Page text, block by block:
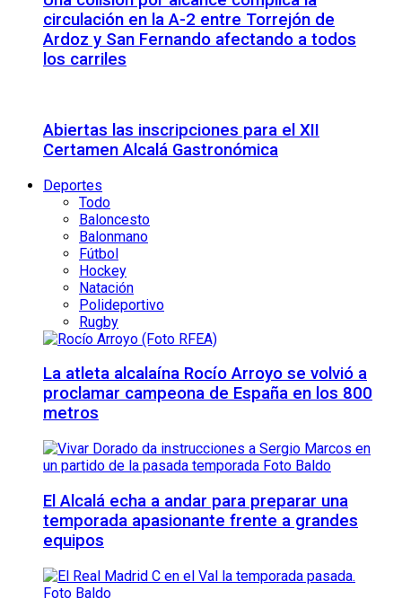
circulación en la A-2 entre Torrejón de
Ardoz y San Fernando afectando a todos
los carriles
Abiertas las inscripciones para el XII
Certamen Alcalá Gastronómica
Deportes
Todo
Baloncesto
Balonmano
Fútbol
Hockey
Natación
Polideportivo
Rugby
La atleta alcalaína Rocío Arroyo se volvió a
proclamar campeona de España en los 800
metros
El Alcalá echa a andar para preparar una
temporada apasionante frente a grandes
equipos